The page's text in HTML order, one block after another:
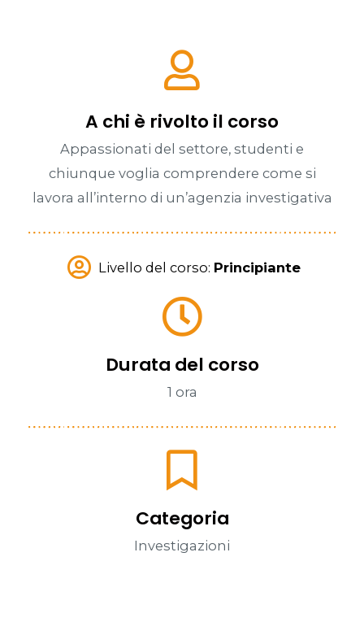
A chi è rivolto il corso
Appassionati del settore, studenti e
chiunque voglia comprendere come si
lavora all’interno di un’agenzia investigativa
Livello del corso: Principiante
Durata del corso
1 ora
Categoria
Investigazioni